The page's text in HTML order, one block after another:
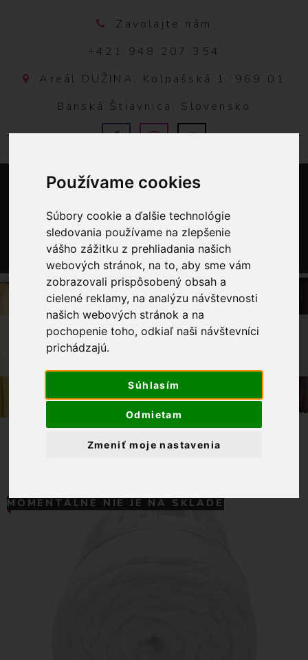
Používame cookies
Súbory cookie a ďalšie technológie
sledovania používame na zlepšenie
vášho zážitku z prehliadania našich
webových stránok, na to, aby sme vám
zobrazovali prispôsobený obsah a
cielené reklamy, na analýzu návštevnosti
našich webových stránok a na
pochopenie toho, odkiaľ naši návštevníci
prichádzajú.
Súhlasím
Odmietam
Zmeniť moje nastavenia
Zavolajte nám
+421 948 207 354
Areál DUŽINA, Kolpašská 1, 969 01
Banská Štiavnica, Slovensko
0
OBCHOD PRIADZE
PLETACIE PRIADZE
BAVLNENÁ PLETACIA PRIADZA AYAZ
MOMENTÁLNE NIE JE NA SKLADE